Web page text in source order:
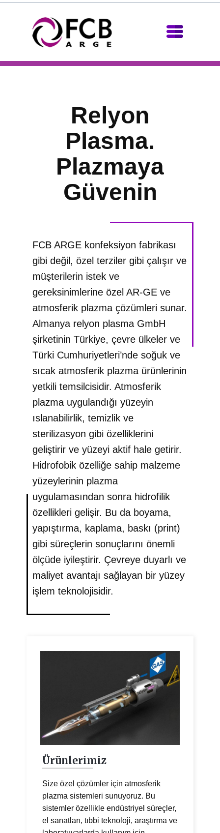
Relyon
Plasma.
Plazmaya
Güvenin
FCB ARGE konfeksiyon fabrikası
gibi değil, özel terziler gibi çalışır ve
müşterilerin istek ve
gereksinimlerine özel AR-GE ve
atmosferik plazma çözümleri sunar.
Almanya relyon plasma GmbH
şirketinin Türkiye, çevre ülkeler ve
Türki Cumhuriyetleri’nde soğuk ve
sıcak atmosferik plazma ürünlerinin
yetkili temsilcisidir. Atmosferik
plazma uygulandığı yüzeyin
ıslanabilirlik, temizlik ve
sterilizasyon gibi özelliklerini
geliştirir ve yüzeyi aktif hale getirir.
Hidrofobik özelliğe sahip malzeme
yüzeylerinin plazma
uygulamasından sonra hidrofilik
özellikleri gelişir. Bu da boyama,
yapıştırma, kaplama, baskı (print)
gibi süreçlerin sonuçlarını önemli
ölçüde iyileştirir. Çevreye duyarlı ve
maliyet avantajı sağlayan bir yüzey
işlem teknolojisidir.
Ürünlerimiz
Size özel çözümler için atmosferik
plazma sistemleri sunuyoruz. Bu
sistemler özellikle endüstriyel süreçler,
el sanatları, tıbbi teknoloji, araştırma ve